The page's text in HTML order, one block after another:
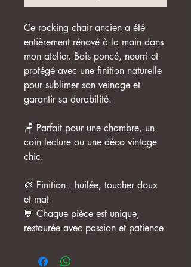
Ce rocking chair ancien a été
entièrement rénové à la main dans
mon atelier. Bois poncé, nourri et
protégé avec une finition naturelle
pour sublimer son veinage et
garantir sa durabilité.
🪑 Parfait pour une chambre, un
coin lecture ou une déco vintage
chic.
🎨 Finition : huilée, toucher doux
et mat
💬 Chaque pièce est unique,
restaurée avec passion et patience